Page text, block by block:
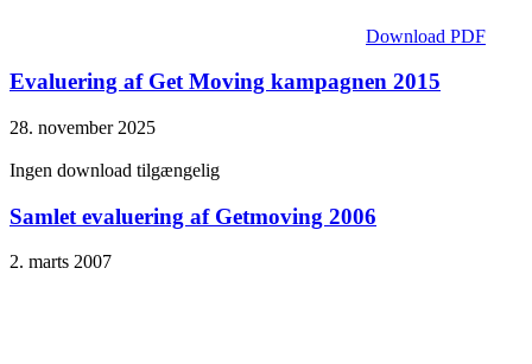
Download PDF
Evaluering af Get Moving kampagnen 2015
28. november 2025
Ingen download tilgængelig
Samlet evaluering af Getmoving 2006
2. marts 2007